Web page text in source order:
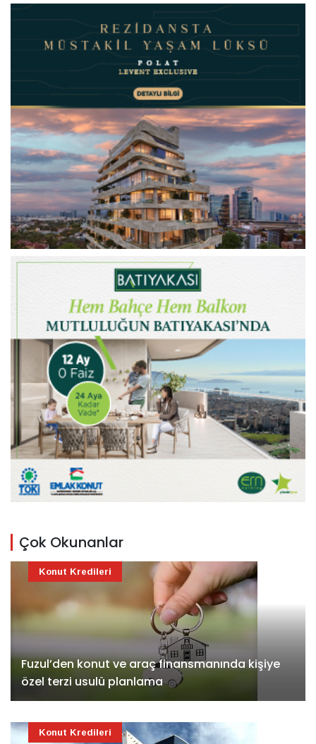
Çok Okunanlar
Fuzul’den konut ve araç finansmanında kişiye
özel terzi usulü planlama
Konut Kredileri
Konut Kredileri